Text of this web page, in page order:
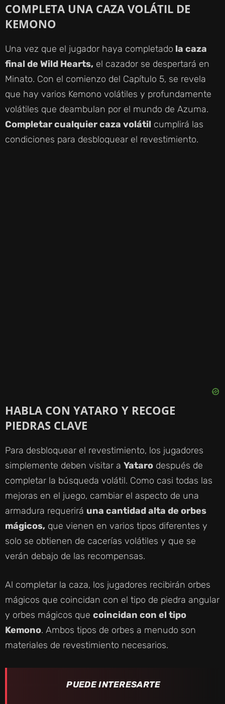
COMPLETA UNA CAZA VOLÁTIL DE
KEMONO
Una vez que el jugador haya completado la caza
final de Wild Hearts, el cazador se despertará en
Minato. Con el comienzo del Capítulo 5, se revela
que hay varios Kemono volátiles y profundamente
volátiles que deambulan por el mundo de Azuma.
Completar cualquier caza volátil cumplirá las
condiciones para desbloquear el revestimiento.
HABLA CON YATARO Y RECOGE
PIEDRAS CLAVE
Para desbloquear el revestimiento, los jugadores
simplemente deben visitar a Yataro después de
completar la búsqueda volátil. Como casi todas las
mejoras en el juego, cambiar el aspecto de una
armadura requerirá una cantidad alta de orbes
mágicos, que vienen en varios tipos diferentes y
solo se obtienen de cacerías volátiles y que se
verán debajo de las recompensas.
Al completar la caza, los jugadores recibirán orbes
mágicos que coincidan con el tipo de piedra angular
y orbes mágicos que coincidan con el tipo
Kemono. Ambos tipos de orbes a menudo son
materiales de revestimiento necesarios.
PUEDE INTERESARTE